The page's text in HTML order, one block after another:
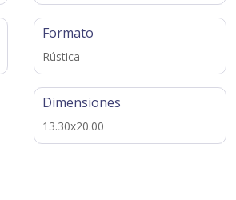
Formato
Rústica
Dimensiones
13.30x20.00